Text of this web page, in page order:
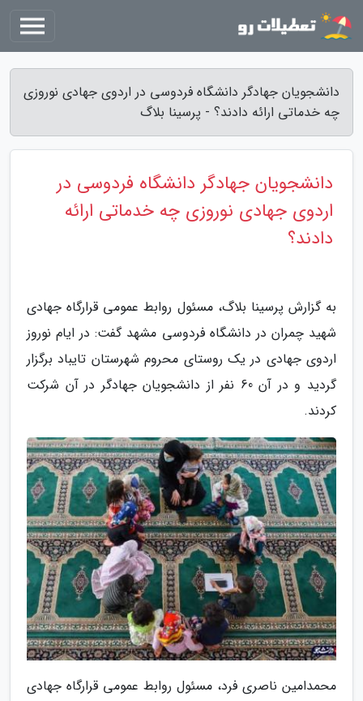
دانشجویان جهادگر دانشگاه فردوسی در اردوی جهادی نوروزی
چه خدماتی ارائه دادند؟ - پرسینا بلاگ
دانشجویان جهادگر دانشگاه فردوسی در
اردوی جهادی نوروزی چه خدماتی ارائه
دادند؟
به گزارش پرسینا بلاگ، مسئول روابط عمومی قرارگاه جهادی
شهید چمران در دانشگاه فردوسی مشهد گفت: در ایام نوروز
اردوی جهادی در یک روستای محروم شهرستان تایباد برگزار
گردید و در آن 60 نفر از دانشجویان جهادگر در آن شرکت
کردند.
محمدامین ناصری فرد، مسئول روابط عمومی قرارگاه جهادی